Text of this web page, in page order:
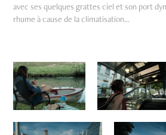
avec ses quelques grattes ciel et son port
rhume à cause de la climatisation...